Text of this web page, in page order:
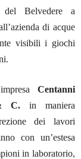
Belvedere a
di acque
visibili i giochi
Centanni
C. in maniera
dei lavori
con un’estesa
in laboratorio,